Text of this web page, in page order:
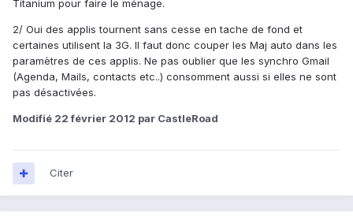
Titanium pour faire le ménage.
2/ Oui des applis tournent sans cesse en tache de fond et
certaines utilisent la 3G. Il faut donc couper les Maj auto dans les
paramètres de ces applis. Ne pas oublier que les synchro Gmail
(Agenda, Mails, contacts etc..) consomment aussi si elles ne sont
pas désactivées.
Modifié 22 février 2012 par CastleRoad
Citer